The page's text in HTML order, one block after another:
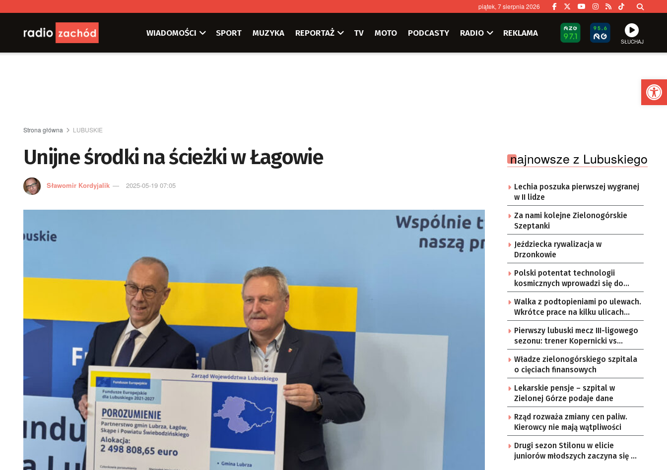
piątek, 7 sierpnia 2026
WIADOMOŚCI SPORT MUZYKA REPORTAŻ TV MOTO PODCASTY RADIO REKLAMA
SŁUCHAJ
Strona główna LUBUSKIE
Unijne środki na ścieżki w Łagowie
Sławomir Kordyjalik 2025-05-19 07:05
najnowsze z Lubuskiego
Lechia poszuka pierwszej wygranej
w II lidze
Za nami kolejne Zielonogórskie
Szeptanki
Jeździecka rywalizacja w
Drzonkowie
Polski potentat technologii
kosmicznych wprowadzi się do
Zielonej Góry
Walka z podtopieniami po ulewach.
Wkrótce prace na kilku ulicach
Gorzowa
Pierwszy lubuski mecz III-ligowego
sezonu: trener Kopernicki vs
starzy znajomi
Władze zielonogórskiego szpitala
o cięciach finansowych
Lekarskie pensje – szpital w
Zielonej Górze podaje dane
Rząd rozważa zmiany cen paliw.
Kierowcy nie mają wątpliwości
Drugi sezon Stilonu w elicie
juniorów młodszych zaczyna się w